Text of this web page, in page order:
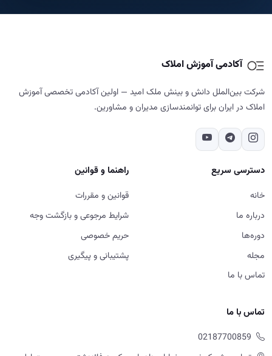
آکادمی آموزش املاک
شرکت بین‌الملل دانش و بینش ملک امید — اولین آکادمی تخصصی آموزش
املاک در ایران برای توانمندسازی مدیران و مشاورین.
دسترسی سریع
خانه
درباره ما
دوره‌ها
مجله
تماس با ما
راهنما و قوانین
قوانین و مقررات
شرایط مرجوعی و بازگشت وجه
حریم خصوصی
پشتیبانی و پیگیری
تماس با ما
02187700859